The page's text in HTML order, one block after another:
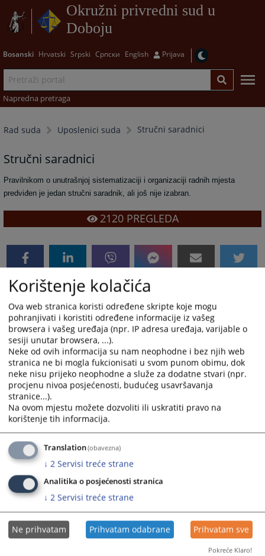
Okružni privredni sud u
Doboju
Bosanski Hrvatski Srpski Српски English Prijava
Napredna pretraga
Rad suda Uposlenici suda Stručni saradnici
Stručni saradnici
Pravilnikom o unutrašnjoj sistematizaciji i organizaciji radnih mjesta
predviđen je jedan stručni saradnik, ali još nije izabran.
2120PREGLEDA
Korištenje kolačića
Ova web stranica koristi određene skripte koje mogu
pohranjivati i koristiti određene informacije iz vašeg
browsera i vašeg uređaja (npr. IP adresa uređaja, varijable o
sesiji unutar browsera, ...).
Neke od ovih informacija su nam neophodne i bez njih web
stranica ne bi mogla fukcionisati u svom punom obimu, dok
neke nisu prijeko neophodne a služe za dodatne stvari (npr.
procjenu nivoa posjećenosti, budućeg usavršavanja
stranice...).
Na ovom mjestu možete dozvoliti ili uskratiti pravo na
korištenje tih informacija.
Translation(obavezna)
↓ 2 Servisi treće strane
Analitika o posjećenosti stranica
↓ 2 Servisi treće strane
Ne prihvatam Prihvatam odabrane Prihvatam sve
Pokreće Klaro!